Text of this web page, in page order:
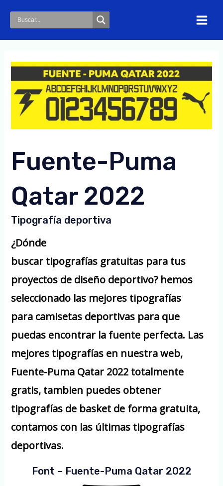
Main
Fuente-Puma
Qatar 2022
Tipografía deportiva
¿Dónde
buscar tipografías gratuitas para tus
proyectos de diseño deportivo? hemos
seleccionado las mejores tipografías
para camisetas deportivas para que
puedas encontrar la fuente perfecta. Las
mejores tipografías en nuestra web,
Fuente-Puma Qatar 2022 totalmente
gratis, tambien puedes obtener
tipografías de basket de forma gratuita,
contamos con las últimas tipografías
deportivas.
Font – Fuente-Puma Qatar 2022